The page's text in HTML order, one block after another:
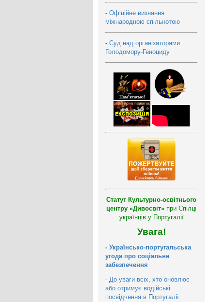
- Офіційне визнання
міжнародною спільнотою
- Суд над організаторами
Голодомору-Геноциду
Статут Культурно-освітнього
центру «Дивосвіт» при Спілці
українців у Португалії
Увага!
- Українсько-португальська
угода про соціальне
забезпечення
- До уваги всіх, хто оновлює
або отримує водійські
посвідчення в Португалії